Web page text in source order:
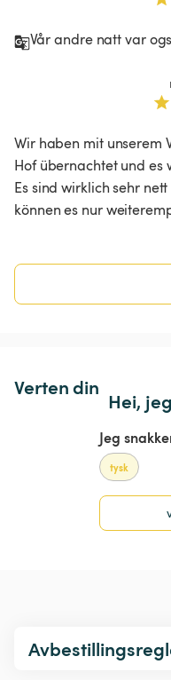
Vår andre natt var
Wir haben mit unserem
Hof übernachtet und es
Es sind wirklich sehr
können es nur
Verten din
Hei,
Jeg
tysk